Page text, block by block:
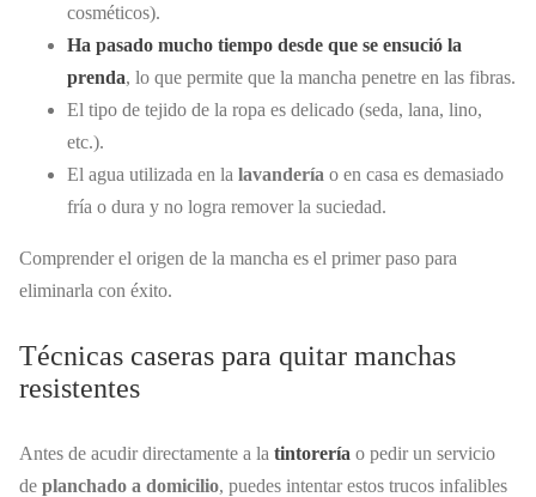
cosméticos).
Ha pasado mucho tiempo desde que se ensució la
prenda, lo que permite que la mancha penetre en las fibras.
El tipo de tejido de la ropa es delicado (seda, lana, lino,
etc.).
El agua utilizada en la lavandería o en casa es demasiado
fría o dura y no logra remover la suciedad.
Comprender el origen de la mancha es el primer paso para
eliminarla con éxito.
Técnicas caseras para quitar manchas
resistentes
Antes de acudir directamente a la tintorería o pedir un servicio
de planchado a domicilio, puedes intentar estos trucos infalibles